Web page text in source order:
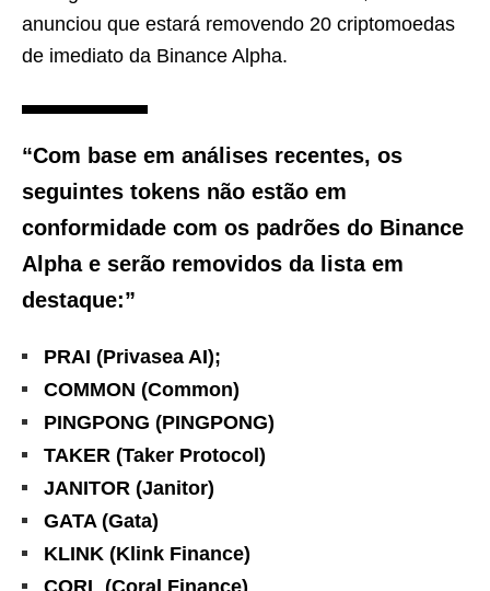
anunciou que estará removendo 20 criptomoedas
de imediato da Binance Alpha.
“Com base em análises recentes, os
seguintes tokens não estão em
conformidade com os padrões do Binance
Alpha e serão removidos da lista em
destaque:”
PRAI (Privasea AI);
COMMON (Common)
PINGPONG (PINGPONG)
TAKER (Taker Protocol)
JANITOR (Janitor)
GATA (Gata)
KLINK (Klink Finance)
CORL (Coral Finance)